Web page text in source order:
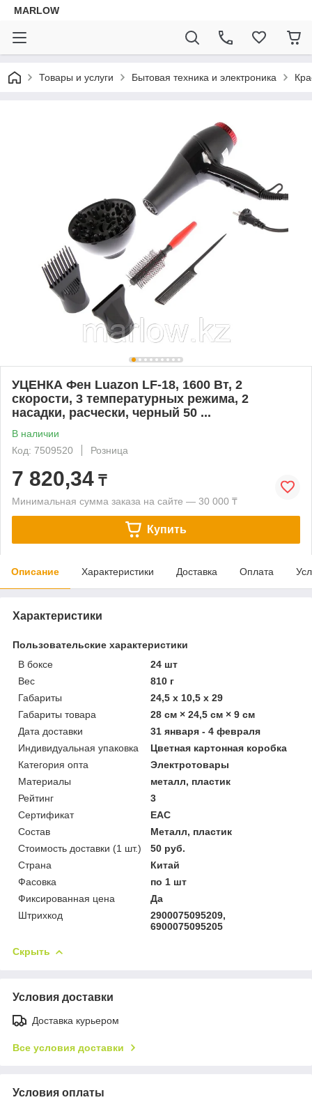
MARLOW
Товары и услуги Бытовая техника и электроника
УЦЕНКА Фен Luazon LF-18, 1600 Вт, 2
скорости, 3 температурных режима, 2
насадки, расчески, черный 50 ...
В наличии
Код: 7509520
Розница
7 820,34 ₸
Минимальная сумма заказа на сайте — 30 000 ₸
Купить
Описание Характеристики Доставка Оплата
Характеристики
Пользовательские характеристики
В боксе
24 шт
Вес
810 г
Габариты
24,5 x 10,5 x 29
Габариты товара
28 см × 24,5 см × 9 см
Дата доставки
31 января - 4 февраля
Индивидуальная упаковка
Цветная картонная коробка
Категория опта
Электротовары
Материалы
металл, пластик
Рейтинг
3
Сертификат
ЕАС
Состав
Металл, пластик
Стоимость доставки (1 шт.)
50 руб.
Страна
Китай
Фасовка
по 1 шт
Фиксированная цена
Да
Штрихкод
2900075095209,
6900075095205
Скрыть
Условия доставки
Доставка курьером
Все условия доставки
Условия оплаты